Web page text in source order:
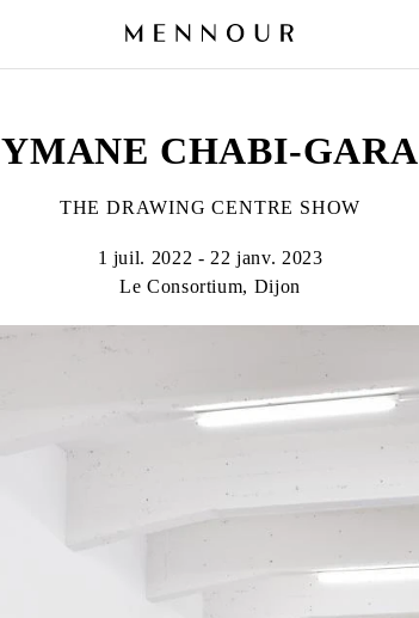
YMANE CHABI-GARA
THE DRAWING CENTRE SHOW
1 juil. 2022 - 22 janv. 2023
Le Consortium, Dijon